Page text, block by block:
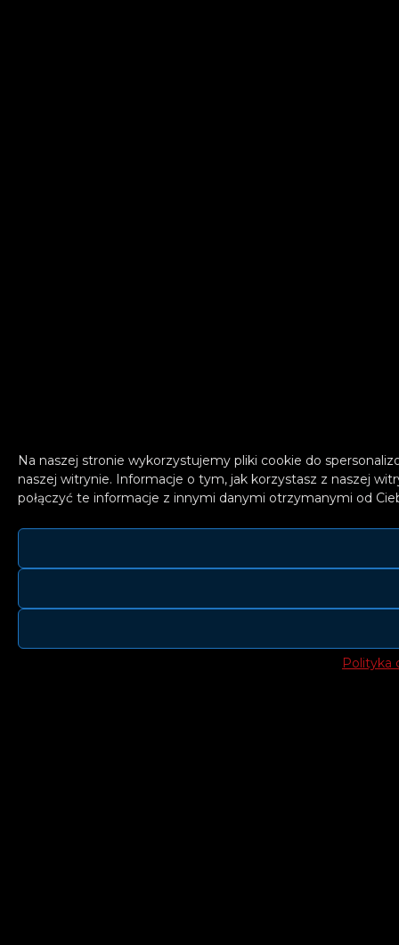
Na naszej stronie wykorzystujemy pliki cookie do
naszej witrynie. Informacje o tym, jak korzystasz z naszej
połączyć te informacje z innymi danymi otrzymanymi od
Polityka